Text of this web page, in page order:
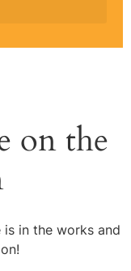
on the
in the works and